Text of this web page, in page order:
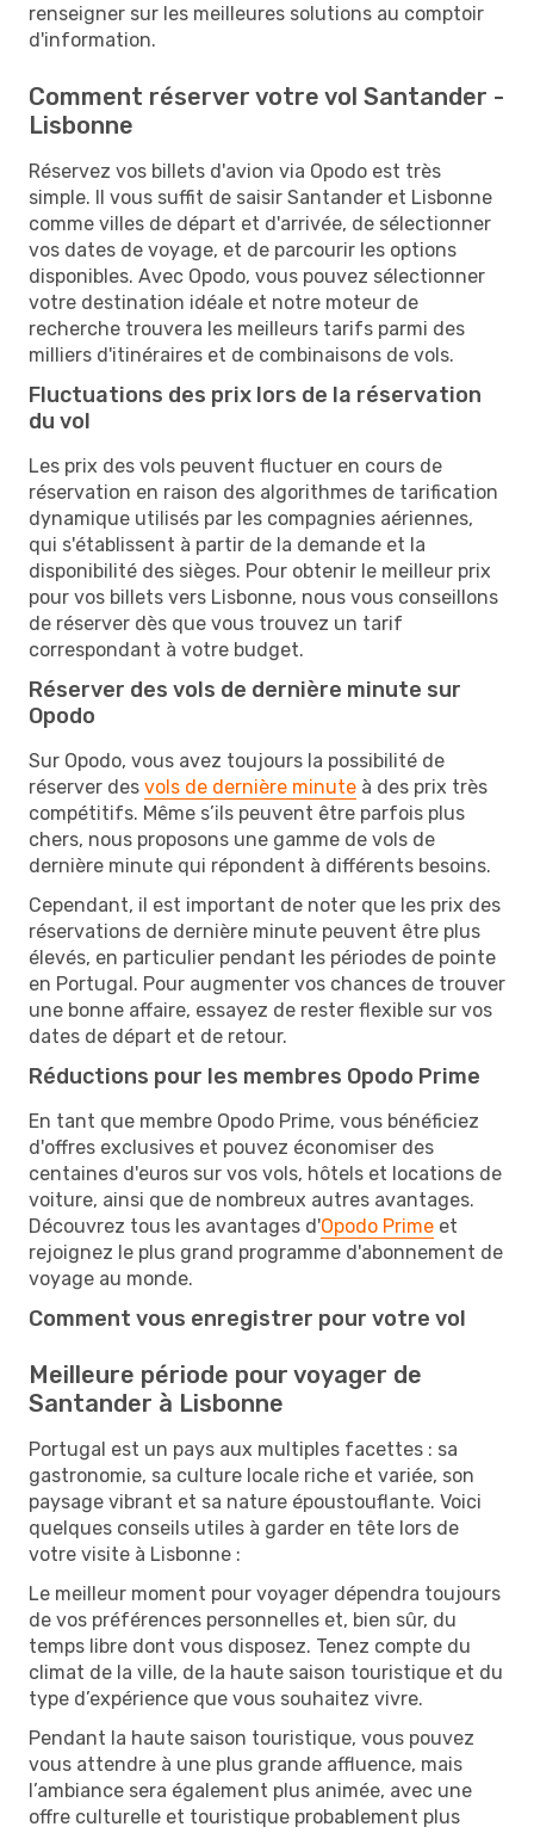
renseigner sur les meilleures solutions au comptoir
d'information.
Comment réserver votre vol Santander -
Lisbonne
Réservez vos billets d'avion via Opodo est très
simple. Il vous suffit de saisir Santander et Lisbonne
comme villes de départ et d'arrivée, de sélectionner
vos dates de voyage, et de parcourir les options
disponibles. Avec Opodo, vous pouvez sélectionner
votre destination idéale et notre moteur de
recherche trouvera les meilleurs tarifs parmi des
milliers d'itinéraires et de combinaisons de vols.
Fluctuations des prix lors de la réservation
du vol
Les prix des vols peuvent fluctuer en cours de
réservation en raison des algorithmes de tarification
dynamique utilisés par les compagnies aériennes,
qui s'établissent à partir de la demande et la
disponibilité des sièges. Pour obtenir le meilleur prix
pour vos billets vers Lisbonne, nous vous conseillons
de réserver dès que vous trouvez un tarif
correspondant à votre budget.
Réserver des vols de dernière minute sur
Opodo
Sur Opodo, vous avez toujours la possibilité de
réserver des vols de dernière minute à des prix très
compétitifs. Même s’ils peuvent être parfois plus
chers, nous proposons une gamme de vols de
dernière minute qui répondent à différents besoins.
Cependant, il est important de noter que les prix des
réservations de dernière minute peuvent être plus
élevés, en particulier pendant les périodes de pointe
en Portugal. Pour augmenter vos chances de trouver
une bonne affaire, essayez de rester flexible sur vos
dates de départ et de retour.
Réductions pour les membres Opodo Prime
En tant que membre Opodo Prime, vous bénéficiez
d'offres exclusives et pouvez économiser des
centaines d'euros sur vos vols, hôtels et locations de
voiture, ainsi que de nombreux autres avantages.
Découvrez tous les avantages d'Opodo Prime et
rejoignez le plus grand programme d'abonnement de
voyage au monde.
Comment vous enregistrer pour votre vol
Meilleure période pour voyager de
Santander à Lisbonne
Portugal est un pays aux multiples facettes : sa
gastronomie, sa culture locale riche et variée, son
paysage vibrant et sa nature époustouflante. Voici
quelques conseils utiles à garder en tête lors de
votre visite à Lisbonne :
Le meilleur moment pour voyager dépendra toujours
de vos préférences personnelles et, bien sûr, du
temps libre dont vous disposez. Tenez compte du
climat de la ville, de la haute saison touristique et du
type d’expérience que vous souhaitez vivre.
Pendant la haute saison touristique, vous pouvez
vous attendre à une plus grande affluence, mais
l’ambiance sera également plus animée, avec une
offre culturelle et touristique probablement plus